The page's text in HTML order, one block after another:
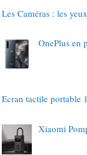
Les Caméras : les
OnePlus en
Ecran tactile portable
Xiaomi